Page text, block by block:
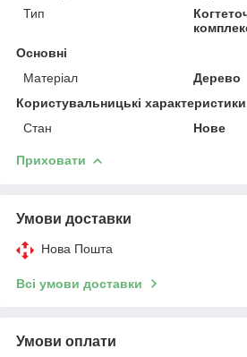
Тип
Основні
Матеріал
Дерево
Користувальницькі характеристики
Стан
Нове
Приховати
Умови доставки
Нова Пошта
Всі умови доставки
Умови оплати